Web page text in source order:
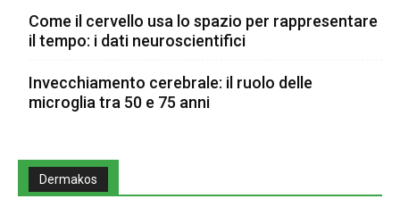
Come il cervello usa lo spazio per rappresentare
il tempo: i dati neuroscientifici
Invecchiamento cerebrale: il ruolo delle
microglia tra 50 e 75 anni
Dermakos